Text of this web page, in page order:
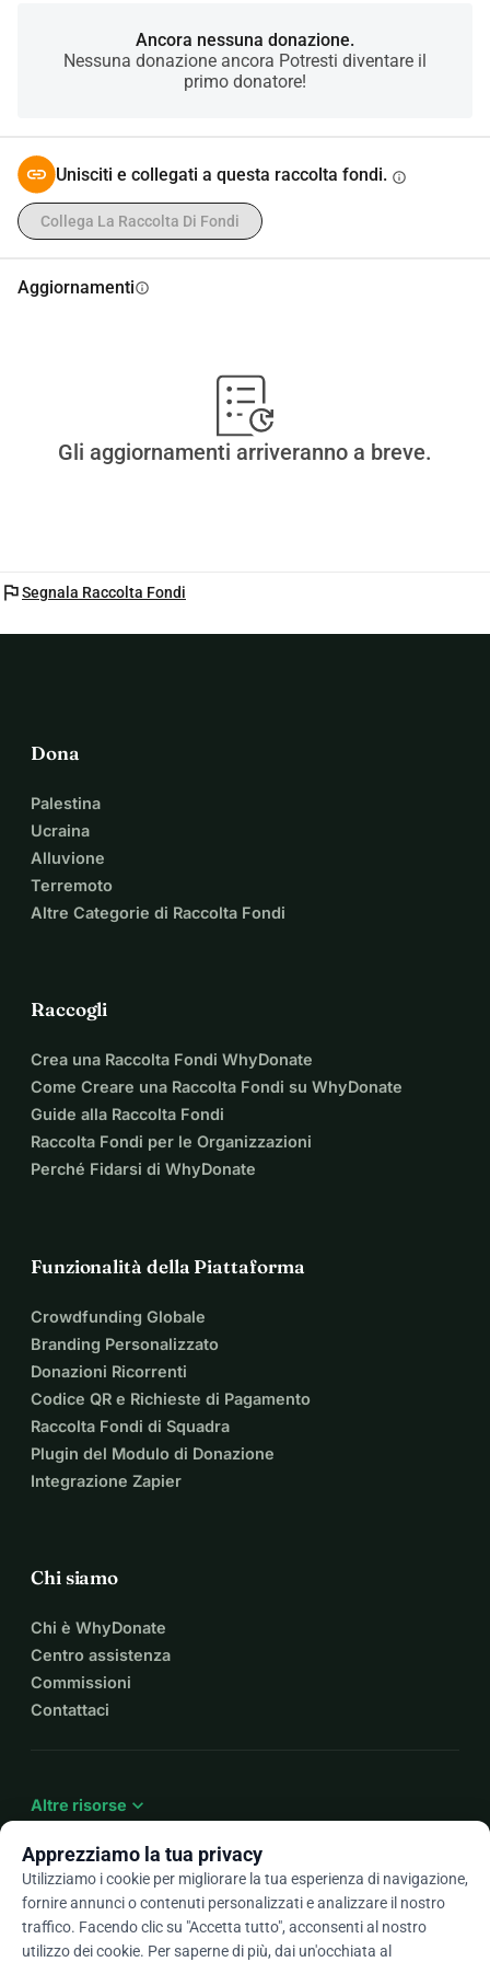
stanno crescendo molto in fretta e spero che siano quasi
pronti per essere adottati. Grazie di tutto.
Ancora nessuna donazione.
Nessuna donazione ancora Potresti diventare il
primo donatore!
Unisciti e collegati a questa raccolta fondi. info
Collega La Raccolta Di Fondi
Aggiornamentiinfo
Gli aggiornamenti arriveranno a breve.
flagSegnala Raccolta Fondi
Dona
Palestina
Ucraina
Alluvione
Terremoto
Altre Categorie di Raccolta Fondi
Raccogli
Crea una Raccolta Fondi WhyDonate
Come Creare una Raccolta Fondi su WhyDonate
Guide alla Raccolta Fondi
Raccolta Fondi per le Organizzazioni
Perché Fidarsi di WhyDonate
Funzionalità della Piattaforma
Crowdfunding Globale
Branding Personalizzato
Donazioni Ricorrenti
Codice QR e Richieste di Pagamento
Raccolta Fondi di Squadra
Plugin del Modulo di Donazione
Integrazione Zapier
Chi siamo
Chi è WhyDonate
Centro assistenza
Commissioni
Contattaci
Altre risorse expand_more
It arrow_drop_down
Apprezziamo la tua privacy
Utilizziamo i cookie per migliorare la tua esperienza di navigazione,
fornire annunci o contenuti personalizzati e analizzare il nostro
traffico. Facendo clic su "Accetta tutto", acconsenti al nostro
utilizzo dei cookie. Per saperne di più, dai un'occhiata al